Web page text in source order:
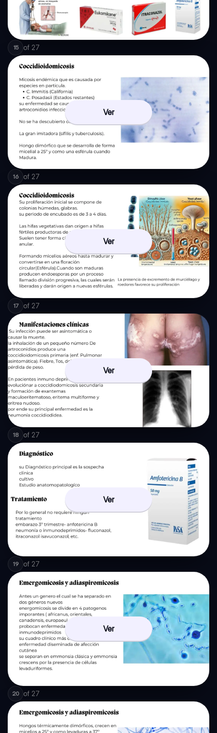
15 of 27
Ver
16 of 27
Ver
17 of 27
Ver
18 of 27
Ver
19 of 27
Ver
20 of 27